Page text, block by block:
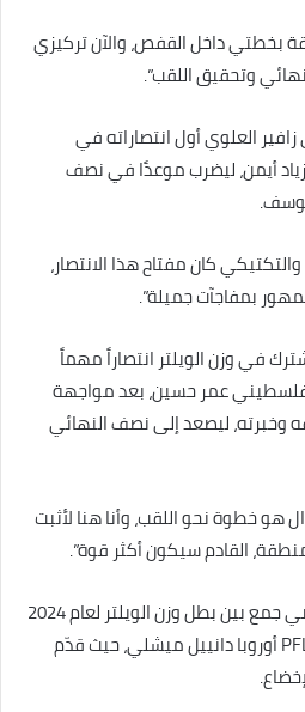
بخطتي داخل القفص، والآن تركيزي
وتحقيق اللقب”.
العلوي أول انتصاراته في
أيمن، ليضرب موعدًا في نصف
كان مفتاح هذا الانتصار،
بمفاجآت جميلة”.
في وزن الويلتر انتصاراً مهماً
عمر حسين، بعد مواجهة
وخبرته، ليصعد إلى نصف النهائي
هو خطوة نحو اللقب، وأنا هنا لأثبت
القادم سيكون أكثر قوة”.
واختتمت الليلة بنزال استعراضي جمع بين بطل وزن الويلتر لعام 2024
المصري عمر الدفراوي ونجم PFL أوروبا دانييل ميشلي، حيث قدّم